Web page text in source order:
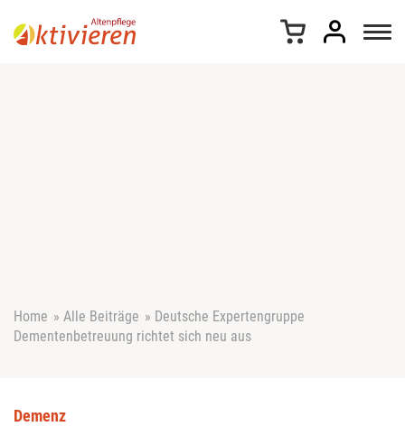
Home » Alle Beiträge » Deutsche Expertengruppe
Dementenbetreuung richtet sich neu aus
Demenz